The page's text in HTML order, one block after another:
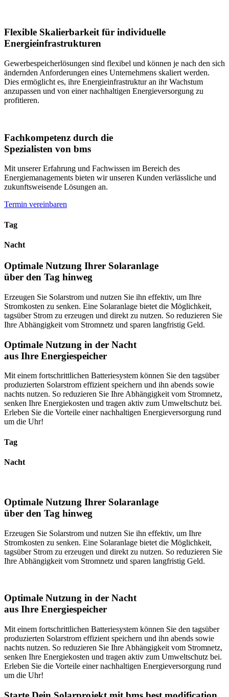
Flexible Skalierbarkeit für individuelle
Energieinfrastrukturen
Gewerbespeicherlösungen sind flexibel und können je nach den sich
ändernden Anforderungen eines Unternehmens skaliert werden.
Dies ermöglicht es, ihre Energieinfrastruktur an ihr Wachstum
anzupassen und von einer nachhaltigen Energieversorgung zu
profitieren.
Fachkompetenz durch die
Spezialisten von bms
Mit unserer Erfahrung und Fachwissen im Bereich des
Energiemanagements bieten wir unseren Kunden verlässliche und
zukunftsweisende Lösungen an.
Termin vereinbaren
Tag
Nacht
Optimale Nutzung Ihrer Solaranlage
über den Tag hinweg
Erzeugen Sie Solarstrom und nutzen Sie ihn effektiv, um Ihre
Stromkosten zu senken. Eine Solaranlage bietet die Möglichkeit,
tagsüber Strom zu erzeugen und direkt zu nutzen. So reduzieren Sie
Ihre Abhängigkeit vom Stromnetz und sparen langfristig Geld.
Optimale Nutzung in der Nacht
aus Ihre Energiespeicher
Mit einem fortschrittlichen Batteriesystem können Sie den tagsüber
produzierten Solarstrom effizient speichern und ihn abends sowie
nachts nutzen. So reduzieren Sie Ihre Abhängigkeit vom Stromnetz,
senken Ihre Energiekosten und tragen aktiv zum Umweltschutz bei.
Erleben Sie die Vorteile einer nachhaltigen Energieversorgung rund
um die Uhr!
Tag
Nacht
Optimale Nutzung Ihrer Solaranlage
über den Tag hinweg
Erzeugen Sie Solarstrom und nutzen Sie ihn effektiv, um Ihre
Stromkosten zu senken. Eine Solaranlage bietet die Möglichkeit,
tagsüber Strom zu erzeugen und direkt zu nutzen. So reduzieren Sie
Ihre Abhängigkeit vom Stromnetz und sparen langfristig Geld.
Optimale Nutzung in der Nacht
aus Ihre Energiespeicher
Mit einem fortschrittlichen Batteriesystem können Sie den tagsüber
produzierten Solarstrom effizient speichern und ihn abends sowie
nachts nutzen. So reduzieren Sie Ihre Abhängigkeit vom Stromnetz,
senken Ihre Energiekosten und tragen aktiv zum Umweltschutz bei.
Erleben Sie die Vorteile einer nachhaltigen Energieversorgung rund
um die Uhr!